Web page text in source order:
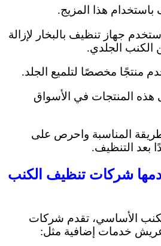
هذا المزيج.
جهاز تنظيف بالبخار لإزالة
الكنب الجلدي.
منتجًا مخصصًا لتلميع الجلد.
هذه المنتجات في الأسواق
المناسبة واحرص على
بعد التنظيف.
شركات تنظيف الكنب
الأساسي، تقدم شركات
خدمات إضافية مثل: